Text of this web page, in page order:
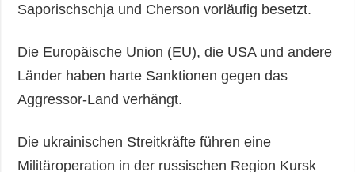
Saporischschja und Cherson vorläufig besetzt.
Die Europäische Union (EU), die USA und andere
Länder haben harte Sanktionen gegen das
Aggressor-Land verhängt.
Die ukrainischen Streitkräfte führen eine
Militäroperation in der russischen Region Kursk